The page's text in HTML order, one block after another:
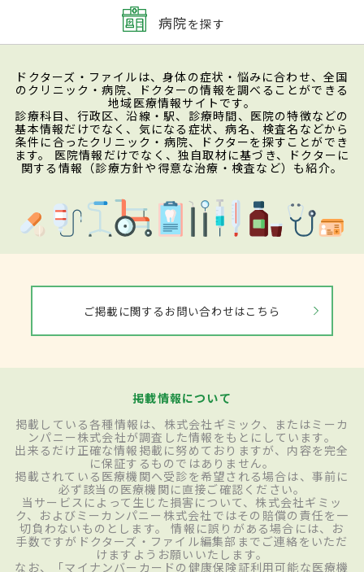
病院を探す
ドクターズ・ファイルは、身体の症状・悩みに合わせ、全国
のクリニック・病院、ドクターの情報を調べることができる
地域医療情報サイトです。
診療科目、行政区、沿線・駅、診療時間、医院の特徴などの
基本情報だけでなく、気になる症状、病名、検査名などから
条件に合ったクリニック・病院、ドクターを探すことができ
ます。 医院情報だけでなく、独自取材に基づき、ドクターに
関する情報（診療方針や得意な治療・検査など）も紹介。
ご掲載に関するお問い合わせはこちら
掲載情報について
掲載している各種情報は、株式会社ギミック、またはミーカ
ンパニー株式会社が調査した情報をもとにしています。
出来るだけ正確な情報掲載に努めておりますが、内容を完全
に保証するものではありません。
掲載されている医療機関へ受診を希望される場合は、事前に
必ず該当の医療機関に直接ご確認ください。
当サービスによって生じた損害について、株式会社ギミッ
ク、およびミーカンパニー株式会社ではその賠償の責任を一
切負わないものとします。 情報に誤りがある場合には、お
手数ですがドクターズ・ファイル編集部までご連絡をいただ
けますようお願いいたします。
なお、「マイナンバーカードの健康保険証利用可能な医療機